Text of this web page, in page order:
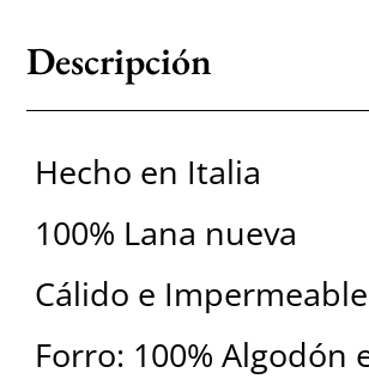
Descripción
Hecho en Italia
100% Lana nueva
Cálido e Impermeable
Forro: 100% Algodón